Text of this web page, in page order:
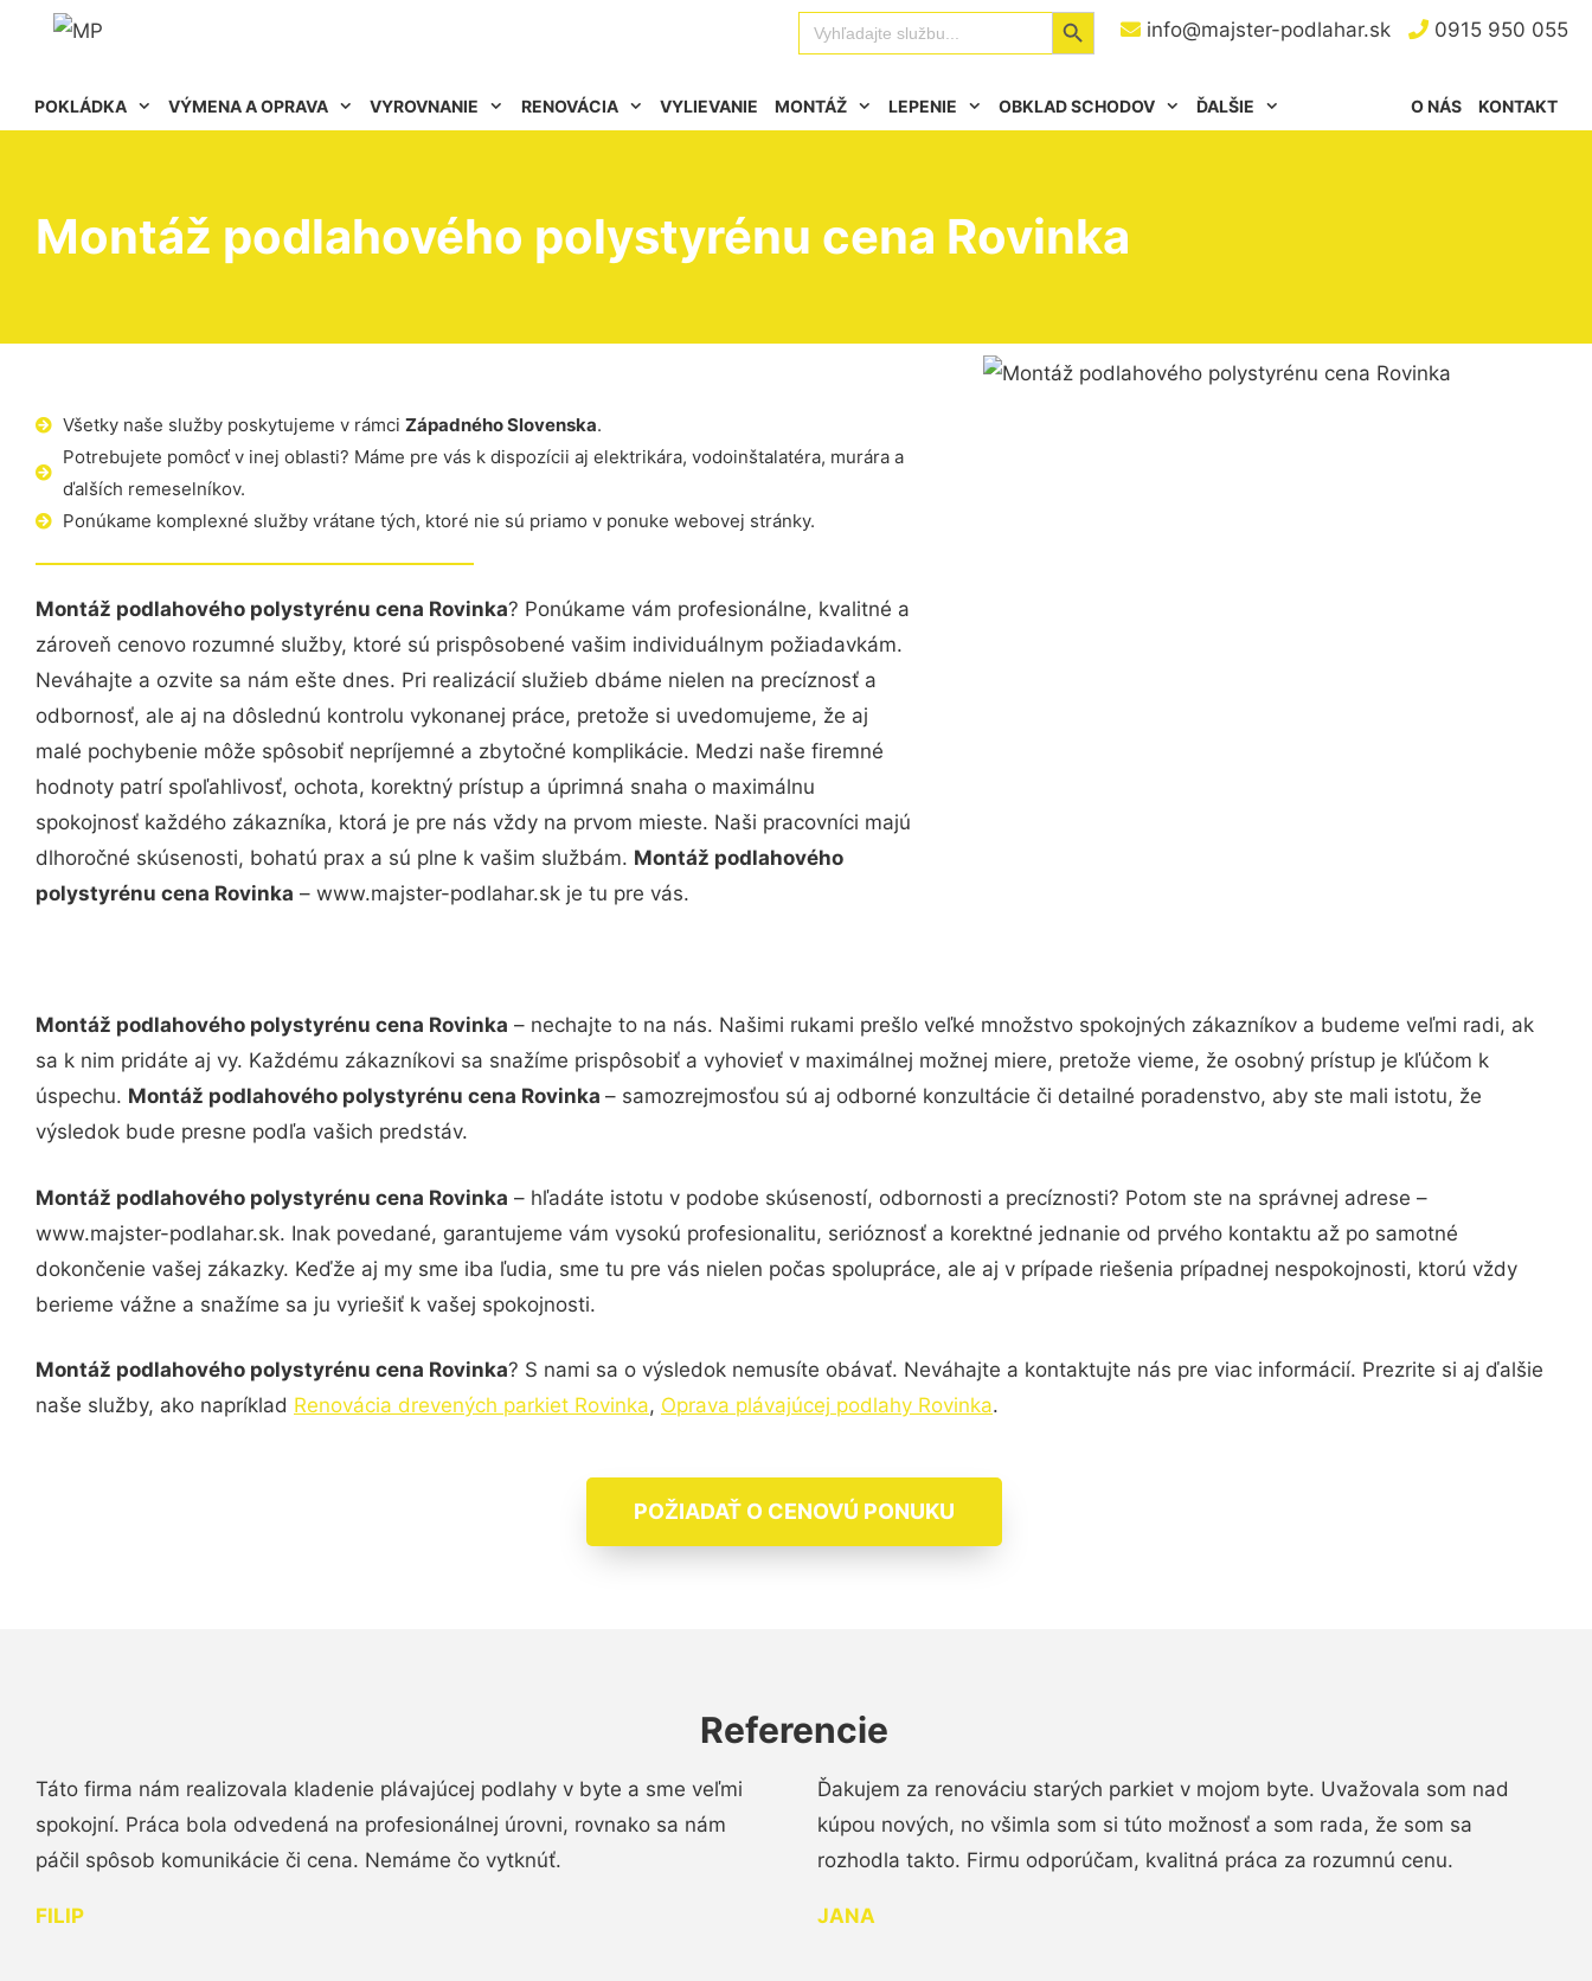
info@majster-podlahar.sk 0915 950 055
Search
for:
Search Button
POKLÁDKA VÝMENA A OPRAVA VYROVNANIE RENOVÁCIA VYLIEVANIE MONTÁŽ LEPENIE OBKLAD SCHODOV ĎALŠIE KONTAKT
O NÁS
Montáž podlahového polystyrénu cena Rovinka
Všetky naše služby poskytujeme v rámci Západného Slovenska.
Potrebujete pomôcť v inej oblasti? Máme pre vás k dispozícii aj elektrikára, vodoinštalatéra, murára a
ďalších remeselníkov.
Ponúkame komplexné služby vrátane tých, ktoré nie sú priamo v ponuke webovej stránky.
Montáž podlahového polystyrénu cena Rovinka? Ponúkame vám profesionálne, kvalitné a
zároveň cenovo rozumné služby, ktoré sú prispôsobené vašim individuálnym požiadavkám.
Neváhajte a ozvite sa nám ešte dnes. Pri realizácií služieb dbáme nielen na precíznosť a
odbornosť, ale aj na dôslednú kontrolu vykonanej práce, pretože si uvedomujeme, že aj
malé pochybenie môže spôsobiť nepríjemné a zbytočné komplikácie. Medzi naše firemné
hodnoty patrí spoľahlivosť, ochota, korektný prístup a úprimná snaha o maximálnu
spokojnosť každého zákazníka, ktorá je pre nás vždy na prvom mieste. Naši pracovníci majú
dlhoročné skúsenosti, bohatú prax a sú plne k vašim službám. Montáž podlahového
polystyrénu cena Rovinka – www.majster-podlahar.sk je tu pre vás.
Montáž podlahového polystyrénu cena Rovinka – nechajte to na nás. Našimi rukami prešlo veľké množstvo spokojných zákazníkov a budeme veľmi radi, ak
sa k nim pridáte aj vy. Každému zákazníkovi sa snažíme prispôsobiť a vyhovieť v maximálnej možnej miere, pretože vieme, že osobný prístup je kľúčom k
úspechu. Montáž podlahového polystyrénu cena Rovinka – samozrejmosťou sú aj odborné konzultácie či detailné poradenstvo, aby ste mali istotu, že
výsledok bude presne podľa vašich predstáv.
Montáž podlahového polystyrénu cena Rovinka – hľadáte istotu v podobe skúseností, odbornosti a precíznosti? Potom ste na správnej adrese –
www.majster-podlahar.sk. Inak povedané, garantujeme vám vysokú profesionalitu, serióznosť a korektné jednanie od prvého kontaktu až po samotné
dokončenie vašej zákazky. Keďže aj my sme iba ľudia, sme tu pre vás nielen počas spolupráce, ale aj v prípade riešenia prípadnej nespokojnosti, ktorú vždy
berieme vážne a snažíme sa ju vyriešiť k vašej spokojnosti.
Montáž podlahového polystyrénu cena Rovinka? S nami sa o výsledok nemusíte obávať. Neváhajte a kontaktujte nás pre viac informácií. Prezrite si aj ďalšie
naše služby, ako napríklad Renovácia drevených parkiet Rovinka, Oprava plávajúcej podlahy Rovinka.
POŽIADAŤ O CENOVÚ PONUKU
Referencie
Táto firma nám realizovala kladenie plávajúcej podlahy v byte a sme veľmi
spokojní. Práca bola odvedená na profesionálnej úrovni, rovnako sa nám
páčil spôsob komunikácie či cena. Nemáme čo vytknúť.
FILIP
Ďakujem za renováciu starých parkiet v mojom byte. Uvažovala som nad
kúpou nových, no všimla som si túto možnosť a som rada, že som sa
rozhodla takto. Firmu odporúčam, kvalitná práca za rozumnú cenu.
JANA